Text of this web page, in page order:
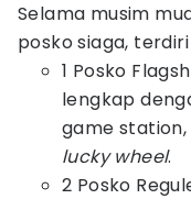
Selama musim
posko siaga,
1 Posko
lengkap
game station,
lucky wheel.
2 Posko